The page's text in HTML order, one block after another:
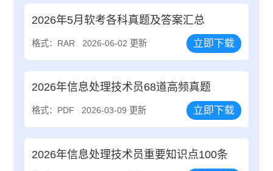
2026年5月软考各科真题及答案汇总
格式：RAR 2026-06-02 更新 立即下载
2026年信息处理技术员68道高频真题
格式：PDF 2026-03-09 更新 立即下载
2026年信息处理技术员重要知识点100条